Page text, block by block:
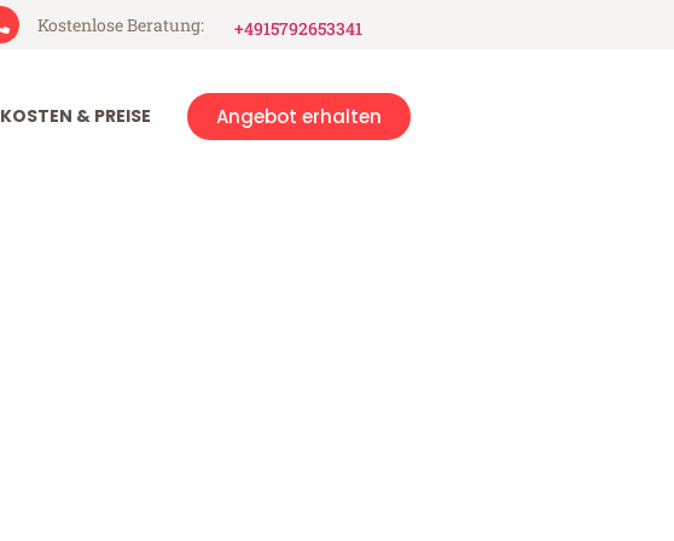
Kostenlose Beratung: +4915792653341
KOSTEN & PREISE Angebot erhalten